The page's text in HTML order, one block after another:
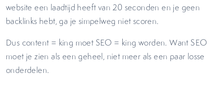
website een laadtijd heeft van 20 seconden en je geen
backlinks hebt, ga je simpelweg niet scoren.
Dus content = king moet SEO = king worden. Want SEO
moet je zien als een geheel, niet meer als een paar losse
onderdelen.